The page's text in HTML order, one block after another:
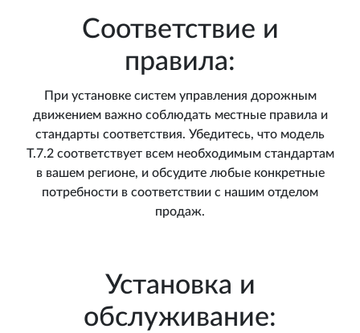
Соответствие и
правила:
При установке систем управления дорожным
движением важно соблюдать местные правила и
стандарты соответствия. Убедитесь, что модель
T.7.2 соответствует всем необходимым стандартам
в вашем регионе, и обсудите любые конкретные
потребности в соответствии с нашим отделом
продаж.
Установка и
обслуживание: